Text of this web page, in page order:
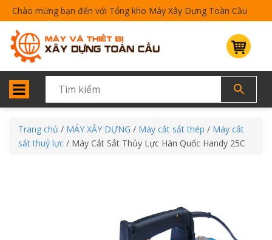
Chào mừng bạn đến với Tổng kho Máy Xây Dựng Toàn Cầu
Trang chủ / MÁY XÂY DỰNG / Máy cắt sắt thép / Máy cắt
sắt thuỷ lực / Máy Cắt Sắt Thủy Lực Hàn Quốc Handy 25C